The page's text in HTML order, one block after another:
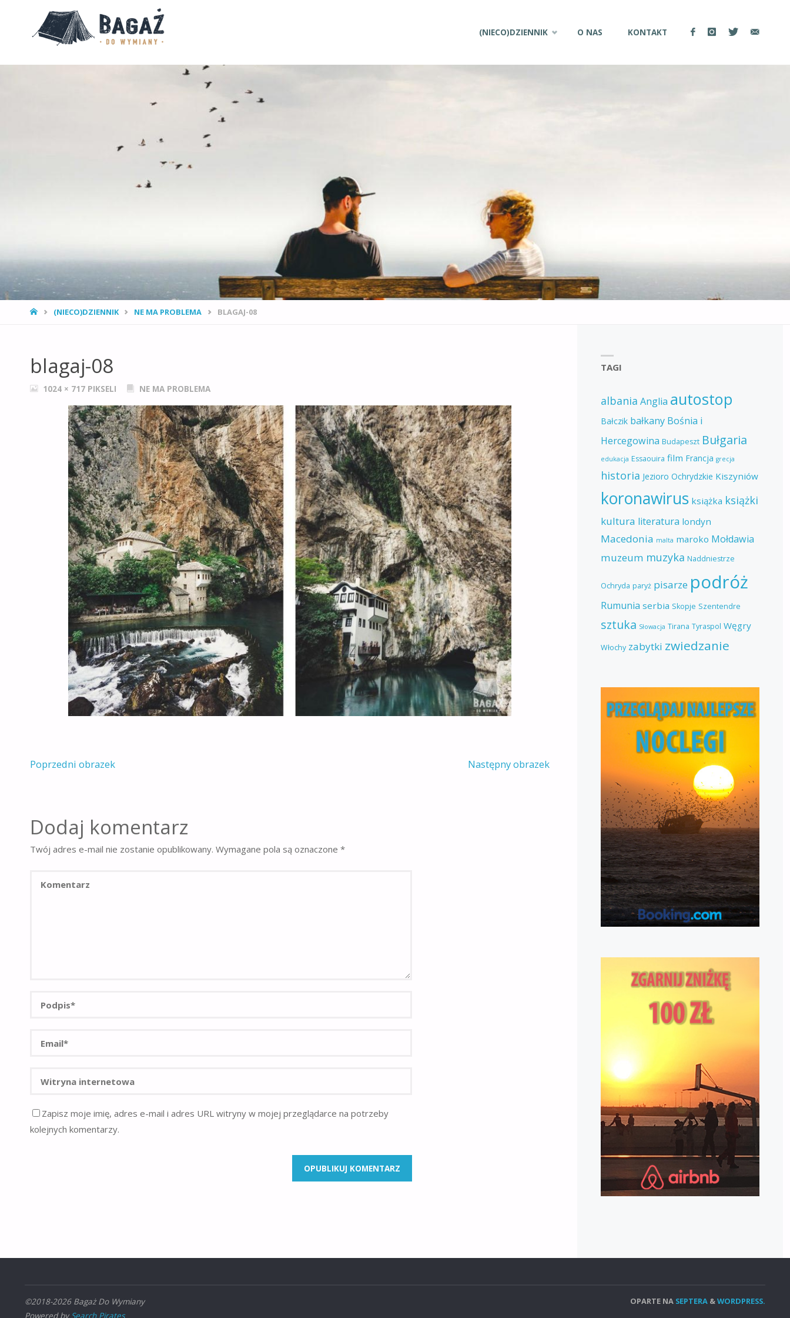
(NIECO)DZIENNIK O NAS KONTAKT
STRONA
(NIECO)DZIENNIK NE MA PROBLEMA BLAGAJ-08
blagaj-08
PEŁNY1024 × 717 PIKSELI NE MA PROBLEMA
Poprzedni obrazek Następny obrazek
Dodaj komentarz
Twój adres e-mail nie zostanie opublikowany. Wymagane pola są oznaczone*
Zapisz moje imię, adres e-mail i adres URL witryny w mojej przeglądarce na potrzeby
kolejnych komentarzy.
TAGI
albania Anglia autostop
Bałczik bałkany Bośnia i
Hercegowina Budapeszt Bułgaria
edukacja Essaouira film Francja grecja
historia Jezioro Ochrydzkie Kiszyniów
koronawirus książka książki
kultura literatura londyn
Macedonia malta maroko Mołdawia
muzeum muzyka Naddniestrze
Ochryda paryż pisarze podróż
Rumunia serbia Skopje Szentendre
sztuka Słowacja Tirana Tyraspol Węgry
Włochy zabytki zwiedzanie
©2018-2026 Bagaż Do Wymiany
Powered by Search Pirates
OPARTE NA SEPTERA &WORDPRESS.